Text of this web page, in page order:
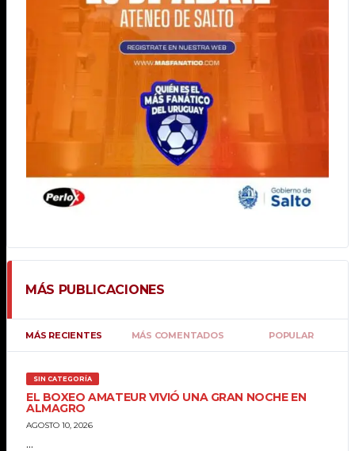
MÁS PUBLICACIONES
MÁS RECIENTES MÁS COMENTADOS POPULAR
SIN CATEGORÍA
EL BOXEO AMATEUR VIVIÓ UNA GRAN NOCHE EN
ALMAGRO
AGOSTO 10, 2026
...